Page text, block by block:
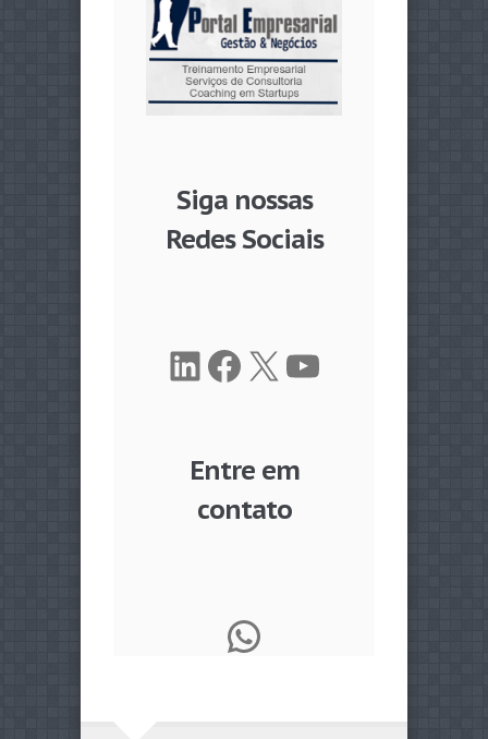
Siga nossas
Redes Sociais
LinkedIn
Facebook
X Youtube
Entre em
contato
WhatsApp